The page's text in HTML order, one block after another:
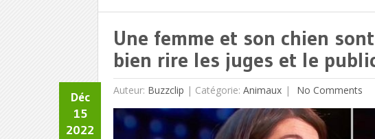
Une femme et son chien
bien rire les juges et le
Auteur: Buzzclip |
Déc
15
2022
Catégorie: Animaux No Comments